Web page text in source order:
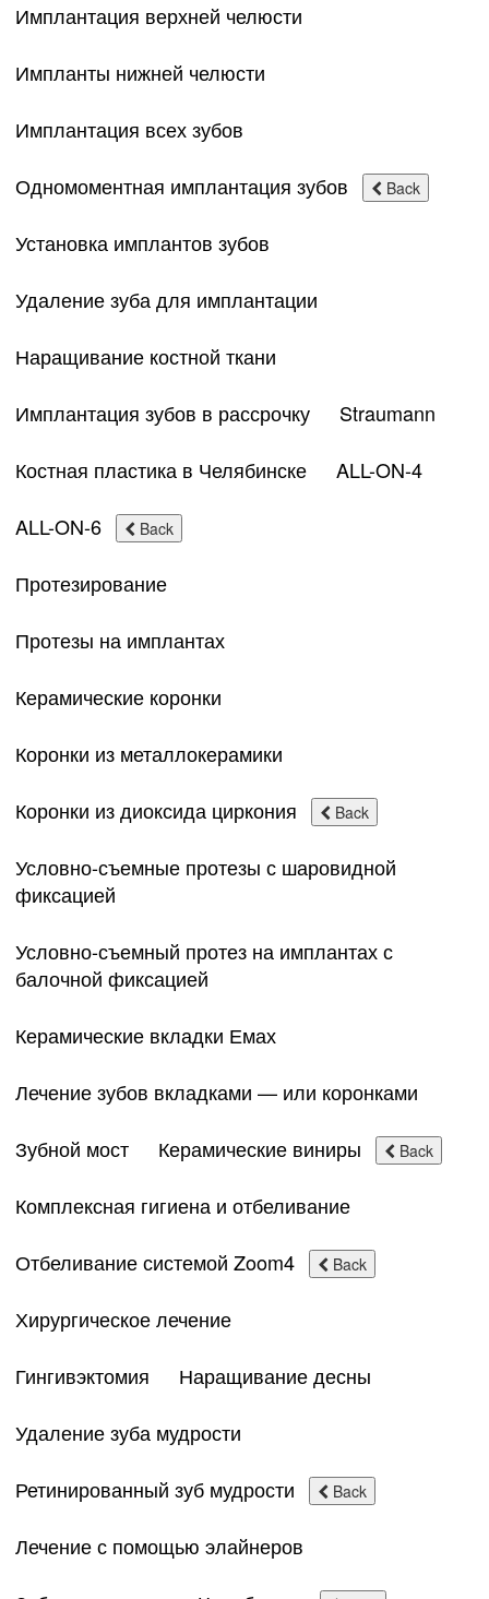
Имплантация верхней челюсти
Импланты нижней челюсти
Имплантация всех зубов
Одномоментная имплантация зубов
Back
Установка имплантов зубов
Удаление зуба для имплантации
Наращивание костной ткани
Имплантация зубов в рассрочку
Straumann
Костная пластика в Челябинске
ALL-ON-4
ALL-ON-6
Back
Протезирование
Протезы на имплантах
Керамические коронки
Коронки из металлокерамики
Коронки из диоксида циркония
Back
Условно-съемные протезы с шаровидной
фиксацией
Условно-съемный протез на имплантах с
балочной фиксацией
Керамические вкладки Емах
Лечение зубов вкладками — или коронками
Зубной мост
Керамические виниры Back
Комплексная гигиена и отбеливание
Отбеливание системой Zoom4
Back
Хирургическое лечение
Гингивэктомия
Наращивание десны
Удаление зуба мудрости
Ретинированный зуб мудрости
Back
Лечение с помощью элайнеров